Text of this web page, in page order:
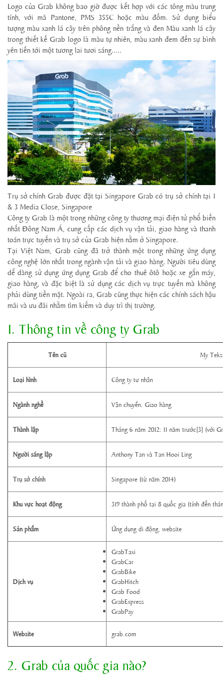
Logo của Grab không bao giờ được kết hợp với các tông màu trung
tính, với mã Pantone, PMS 355C hoặc màu đốm. Sử dụng biểu
tượng màu xanh lá cây trên phông nền trắng và đen Màu xanh lá cây
trong thiết kế Grab logo là màu tự nhiên, màu xanh đem đến sự bình
yên tiến tới một tương lai tươi sáng.....
Trụ sở chính Grab được đặt tại Singapore Grab có trụ sở chính tại 1
& 3 Media Close, Singapore
Công ty Grab là một trong những công ty thương mại điện tử phổ biến
nhất Đông Nam Á, cung cấp các dịch vụ vận tải, giao hàng và thanh
toán trực tuyến và trụ sở của Grab hiện nằm ở Singapore.
Tại Việt Nam, Grab cũng đã trở thành một trong những ứng dụng
công nghệ lớn nhất trong ngành vận tải và giao hàng. Người tiêu dùng
dễ dàng sử dụng ứng dụng Grab để cho thuê ôtô hoặc xe gắn máy,
giao hàng, và đặc biệt là sử dụng các dịch vụ trực tuyến mà không
phải dùng tiền mặt. Ngoài ra, Grab cũng thực hiện các chính sách hậu
mãi và ưu đãi nhằm tìm kiếm và duy trì thị trường.
1. Thông tin về công ty Grab
Tên cũ My
Loại hình Công ty tư nhân
Ngành nghề Vận chuyển, Giao hàng
Thành lập Tháng 6 năm 2012; 11 năm trước[3] (với
Người sáng lập Anthony Tan và Tan Hooi Ling
Trụ sở chính Singapore (từ năm 2014)
Khu vực hoạt động 319 thành phố tại 8 quốc gia (tính đến
Sản phẩm Ứng dụng di động, website
Dịch vụ
GrabTaxi
GrabCar
GrabBike
GrabHitch
Grab Food
GrabExpress
GrabPay
Website grab.com
2. Grab của quốc gia nào?